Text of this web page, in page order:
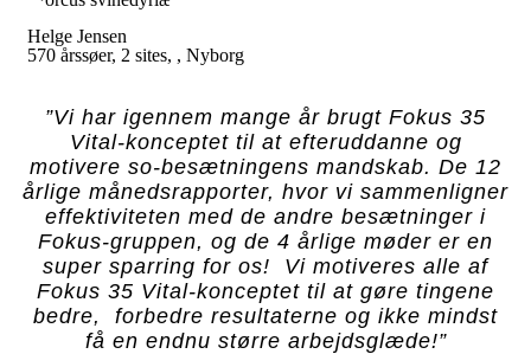
Helge Jensen
570 årssøer, 2 sites, , Nyborg
”Vi har igennem mange år brugt Fokus 35
Vital-konceptet til at efteruddanne og
motivere so-besætningens mandskab. De 12
årlige månedsrapporter, hvor vi sammenligner
effektiviteten med de andre besætninger i
Fokus-gruppen, og de 4 årlige møder er en
super sparring for os! Vi motiveres alle af
Fokus 35 Vital-konceptet til at gøre tingene
bedre, forbedre resultaterne og ikke mindst
få en endnu større arbejdsglæde!”